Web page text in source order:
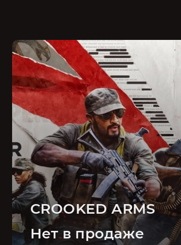
CROOKED ARMS
Нет в продаже